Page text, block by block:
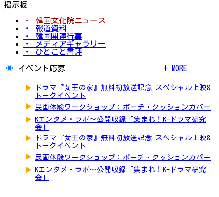
掲示板
・ 韓国文化院ニュース
・ 報道資料
・ 韓国関連行事
・ メディアギャラリー
・ ひとこと書評
イベント応募 + MORE
▶
ドラマ『女王の家』無料初放送記念 スペシャル上映&
トークイベント
▶ 民画体験ワークショップ：ポーチ・クッションカバー
▶ Kエンタメ・ラボ～公開収録「集まれ！K-ドラマ研究
会」
▶
ドラマ『女王の家』無料初放送記念 スペシャル上映&
トークイベント
▶ 民画体験ワークショップ：ポーチ・クッションカバー
▶ Kエンタメ・ラボ～公開収録「集まれ！K-ドラマ研究
会」